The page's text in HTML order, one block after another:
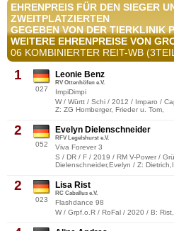
EHRENPREIS FÜR DEN SIEGER
ZWEITPLATZIERTEN
GEGEBEN VON DER TIERKLINIK
WEITERE EHRENPREISE VON
06 KOMBINIERTER REIT-WB
1
027
Leonie Benz
RV Ottenhöfen e.V.
ImpiDimpi
W / Württ / Schi / 2012 / Imparo /
Z: ZG Homberger, Frieder u. Tom,
2
052
Evelyn Dielenschneider
RFV Legelshurst e.V.
Viva Forever 3
S / DR / F / 2019 / RM V-Power /
Dielenschneider,Evelyn / Z:
2
023
Lisa Rist
RC Caballus e.V.
Flashdance 98
W / Grpf.o.R / RoFal / 2020 / B: